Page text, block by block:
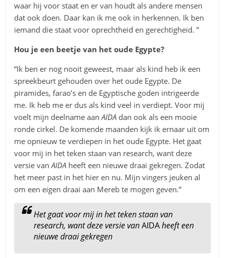
waar hij voor staat en er van houdt als andere mensen
dat ook doen. Daar kan ik me ook in herkennen. Ik ben
iemand die staat voor oprechtheid en gerechtigheid. ”
Hou je een beetje van het oude Egypte?
“Ik ben er nog nooit geweest, maar als kind heb ik een
spreekbeurt gehouden over het oude Egypte. De
piramides, farao’s en de Egyptische goden intrigeerde
me. Ik heb me er dus als kind veel in verdiept. Voor mij
voelt mijn deelname aanAIDA dan ook als een mooie
ronde cirkel. De komende maanden kijk ik ernaar uit om
me opnieuw te verdiepen in het oude Egypte. Het gaat
voor mij in het teken staan van research, want deze
versie vanAIDA heeft een nieuwe draai gekregen. Zodat
het meer past in het hier en nu. Mijn vingers jeuken al
om een eigen draai aan Mereb te mogen geven.”
Het gaat voor mij in het teken staan van
research, want deze versie vanAIDAheeft een
nieuwe draai gekregen